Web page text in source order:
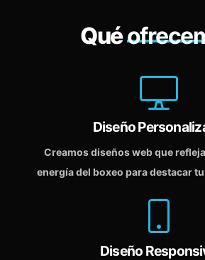
Qué
Diseño
Creamos diseños web que
energía del boxeo para destacar
Diseño